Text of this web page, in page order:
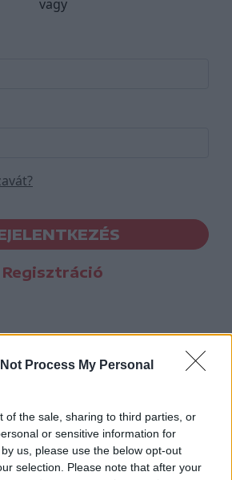
Process My Personal
of the sale, sharing to third parties, or
or sensitive information for
us, please use the below opt-out
selection. Please note that after your
vagy
Regisztráció